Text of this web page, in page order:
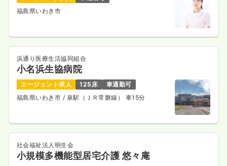
福島県いわき市
浜通り医療生活協同組合
小名浜生協病院
エージェント求人 125床
車通勤可
福島県いわき市 / 泉駅（ＪＲ常磐線） 車15分
社会福祉法人明生会
小規模多機能型居宅介護 悠々庵